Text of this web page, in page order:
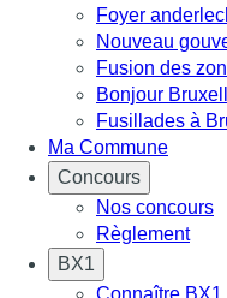
Foyer
Nouveau
Fusion des
Bonjour
Fusillades à
Ma Commune
Concours
Nos concours
Règlement
BX1
Connaître BX1